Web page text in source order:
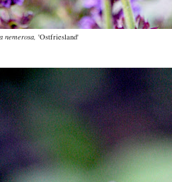
nemerosa, 'Ostfriesland'